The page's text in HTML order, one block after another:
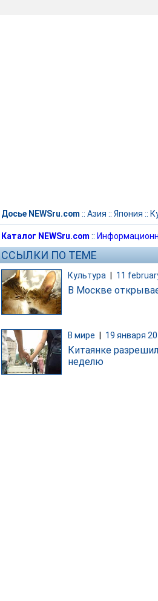
Досье NEWSru.com :: Азия :: Япония ::
Каталог NEWSru.com ::
ССЫЛКИ ПО ТЕМЕ
Культура 11
В Москве
В мире 19 января
Китаянке
неделю